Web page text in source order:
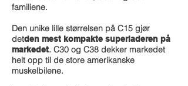
familiene.
Den unike lille størrelsen på C15 gjør
detden mest kompakte superladeren på
markedet. C30 og C38 dekker markedet
helt opp til de store amerikanske
muskelbilene.